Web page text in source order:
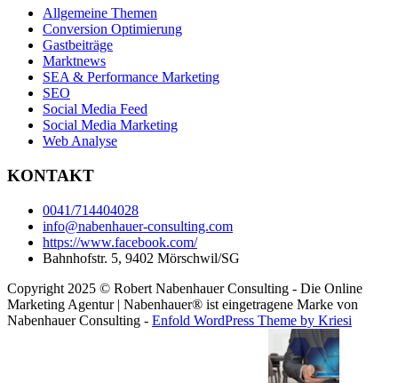
Allgemeine Themen
Conversion Optimierung
Gastbeiträge
Marktnews
SEA & Performance Marketing
SEO
Social Media Feed
Social Media Marketing
Web Analyse
KONTAKT
0041/714404028
info@nabenhauer-consulting.com
https://www.facebook.com/
Bahnhofstr. 5, 9402 Mörschwil/SG
Copyright 2025 © Robert Nabenhauer Consulting - Die Online
Marketing Agentur | Nabenhauer® ist eingetragene Marke von
Nabenhauer Consulting - Enfold WordPress Theme by Kriesi